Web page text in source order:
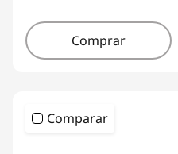
Comprar
Comparar